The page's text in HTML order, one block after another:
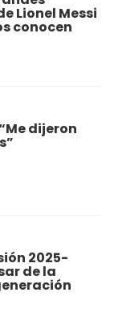
Lionel Messi
conocen
dijeron
2025-
de la